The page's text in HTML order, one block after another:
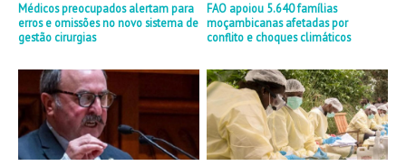
Médicos preocupados alertam para
erros e omissões no novo sistema de
gestão cirurgias
FAO apoiou 5.640 famílias
moçambicanas afetadas por
conflito e choques climáticos